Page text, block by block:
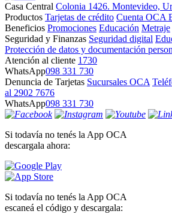
Casa Central Colonia 1426. Montevideo,
Productos Tarjetas de crédito Cuenta OCA
Beneficios Promociones Educación Metraje
Seguridad y Finanzas Seguridad digital
Protección de datos y documentación
Atención al cliente 1730
WhatsApp098 331 730
Denuncia de Tarjetas Sucursales OCA
al 2902 7676
WhatsApp098 331 730
Si todavía no tenés la App OCA
descargala ahora:
Si todavía no tenés la App OCA
escaneá el código y descargala: